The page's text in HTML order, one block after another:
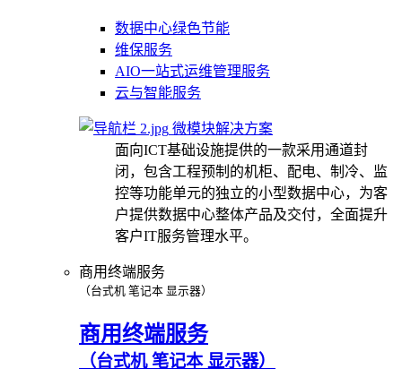
数据中心绿色节能
维保服务
AIO一站式运维管理服务
云与智能服务
微模块解决方案
面向ICT基础设施提供的一款采用通道封
闭，包含工程预制的机柜、配电、制冷、监
控等功能单元的独立的小型数据中心，为客
户提供数据中心整体产品及交付，全面提升
客户IT服务管理水平。
商用终端服务
（台式机 笔记本 显示器）
商用终端服务
（台式机 笔记本 显示器）